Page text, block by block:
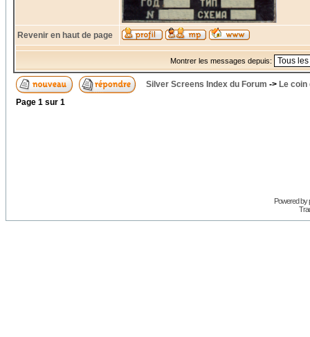
Revenir en haut de page
Montrer les messages depuis:
Silver Screens Index du Forum -> Le
Page 1 sur 1
Powered by